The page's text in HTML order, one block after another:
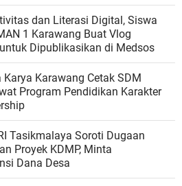
dan Literasi Digital, Siswa
1 Karawang Buat Vlog
Dipublikasikan di Medsos
Karawang Cetak SDM
Program Pendidikan Karakter
Tasikmalaya Soroti Dugaan
Proyek KDMP, Minta
Dana Desa